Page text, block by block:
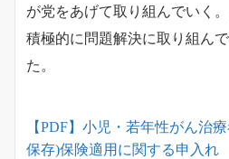
が党をあげて取り組んでいく
積極的に問題解決に取り組ん
た。
【PDF】小児・若年性がん治
保存)保険適用に関する申入れ